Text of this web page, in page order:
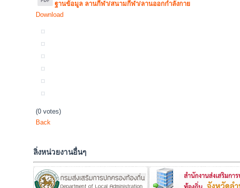
ฐานข้อมูล ลานกีฬา/สนามกีฬา/ลานออกกำลังกาย
Download
(0 votes)
Back
ลิ่งหน่วยงานอื่นๆ